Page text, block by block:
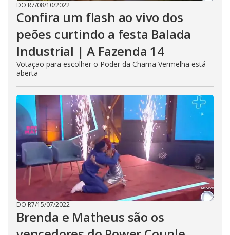
DO R7/08/10/2022
Confira um flash ao vivo dos
peões curtindo a festa Balada
Industrial | A Fazenda 14
Votação para escolher o Poder da Chama Vermelha está
aberta
DO R7/15/07/2022
Brenda e Matheus são os